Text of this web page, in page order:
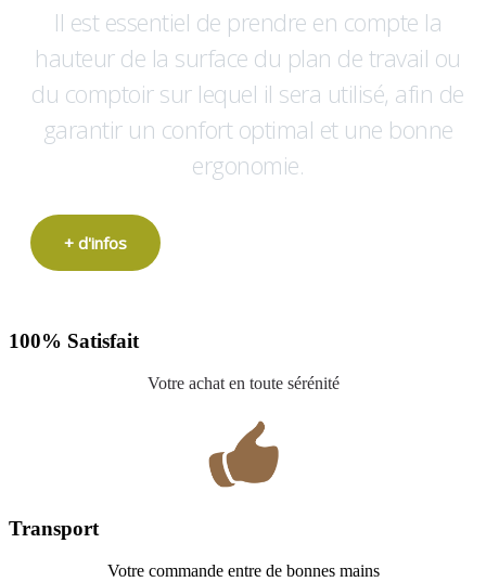
Il est essentiel de prendre en compte la
hauteur de la surface du plan de travail ou
du comptoir sur lequel il sera utilisé, afin de
garantir un confort optimal et une bonne
ergonomie.
+ d'infos
100% Satisfait
Votre achat en toute sérénité
Transport
Votre commande entre de bonnes mains